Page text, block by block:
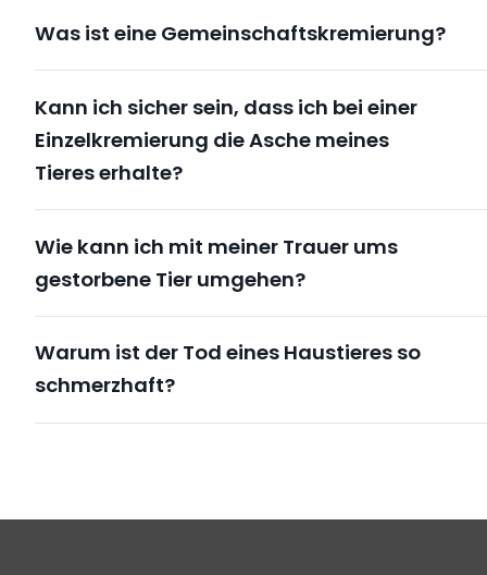
Was ist eine Gemeinschaftskremierung?
Kann ich sicher sein, dass ich bei einer
Einzelkremierung die Asche meines
Tieres erhalte?
Wie kann ich mit meiner Trauer ums
gestorbene Tier umgehen?
Warum ist der Tod eines Haustieres so
schmerzhaft?